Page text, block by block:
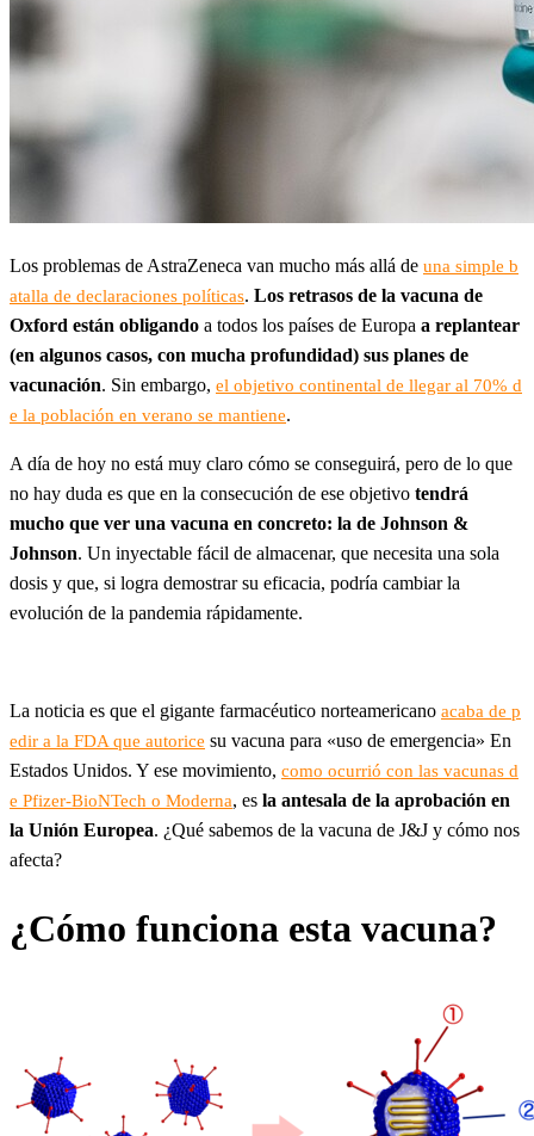
Los problemas de AstraZeneca van mucho más allá de una simple b
atalla de declaraciones políticas. Los retrasos de la vacuna de
Oxford están obligando a todos los países de Europa a replantear
(en algunos casos, con mucha profundidad) sus planes de
vacunación. Sin embargo, el objetivo continental de llegar al 70% d
e la población en verano se mantiene.
A día de hoy no está muy claro cómo se conseguirá, pero de lo que
no hay duda es que en la consecución de ese objetivo tendrá
mucho que ver una vacuna en concreto: la de Johnson &
Johnson. Un inyectable fácil de almacenar, que necesita una sola
dosis y que, si logra demostrar su eficacia, podría cambiar la
evolución de la pandemia rápidamente.
La noticia es que el gigante farmacéutico norteamericano acaba de p
edir a la FDA que autorice su vacuna para «uso de emergencia» En
Estados Unidos. Y ese movimiento, como ocurrió con las vacunas d
e Pfizer-BioNTech o Moderna, es la antesala de la aprobación en
la Unión Europea. ¿Qué sabemos de la vacuna de J&J y cómo nos
afecta?
¿Cómo funciona esta vacuna?